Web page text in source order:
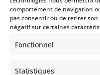
comportement de navigation
pas consentir ou de retirer
négatif sur certaines
Fonctionnel
Statistiques
Si vous
des
que nous
abonnez-vous
de nos MMS.